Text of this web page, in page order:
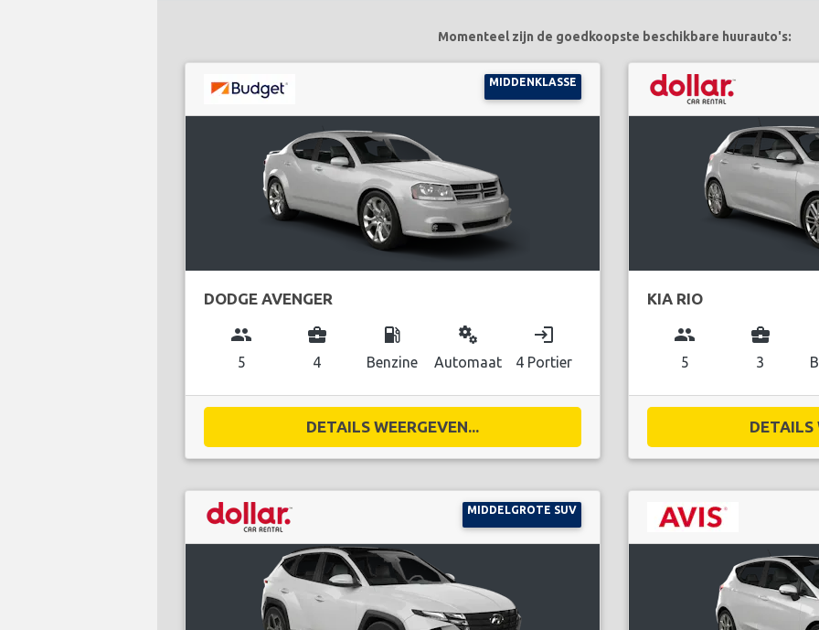
Momenteel zijn de goedkoopste beschikbare huurauto's:
MIDDENKLASSE
DODGE AVENGER
group
5
business_center
4
local_gas_station
Benzine
miscellaneous_services
Automaat
login
4 Portier
DETAILS WEERGEVEN...
KIA RIO
group
5
business_center
3
DETAILS
MIDDELGROTE SUV